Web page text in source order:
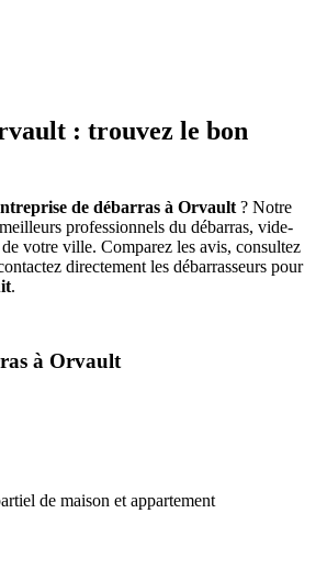
: trouvez le bon
de débarras à Orvault ? Notre
professionnels du débarras, vide-
votre ville. Comparez les avis, consultez
directement les débarrasseurs pour
.
à Orvault
de maison et appartement